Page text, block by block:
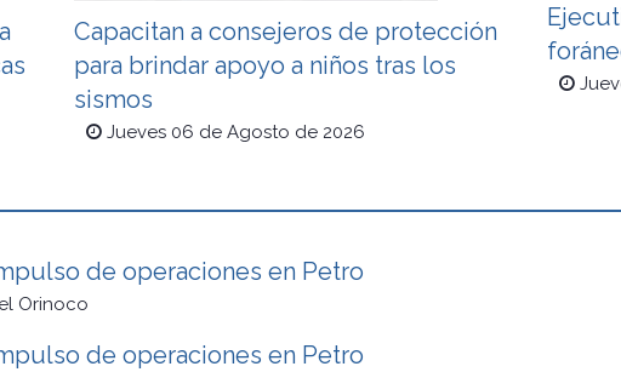
Capacitan a consejeros de protección
para brindar apoyo a niños tras los
sismos
Jueves 06 de Agosto de 2026
de operaciones en Petro
Orinoco
de operaciones en Petro